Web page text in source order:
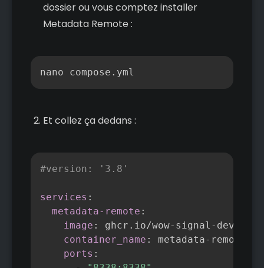
dossier ou vous comptez installer
Metadata Remote :
nano compose.yml
Et collez ça dedans :
#version: '3.8'
services :
metadata-remote :
image : ghcr.io/wow- signal - dev/
container_name : metadata- remote
ports :